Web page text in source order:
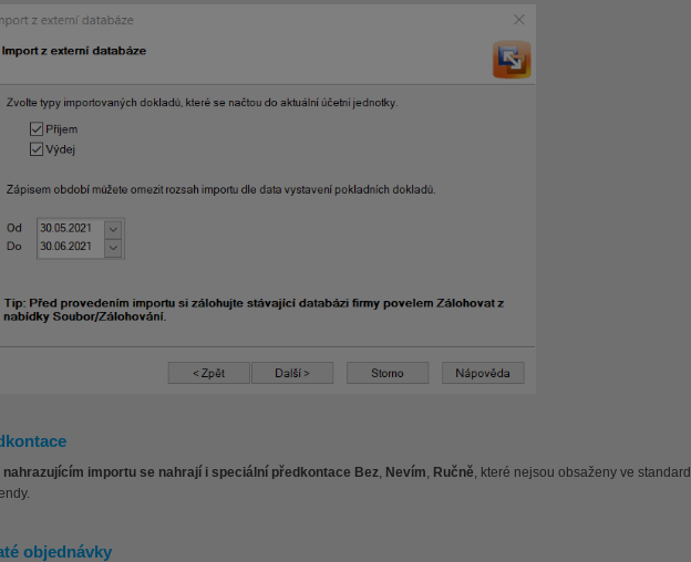
nahrazujícím importu se nahrají i speciální předkontace Bez, Nevím, Ručně, které nejsou obsaženy ve
objednávky